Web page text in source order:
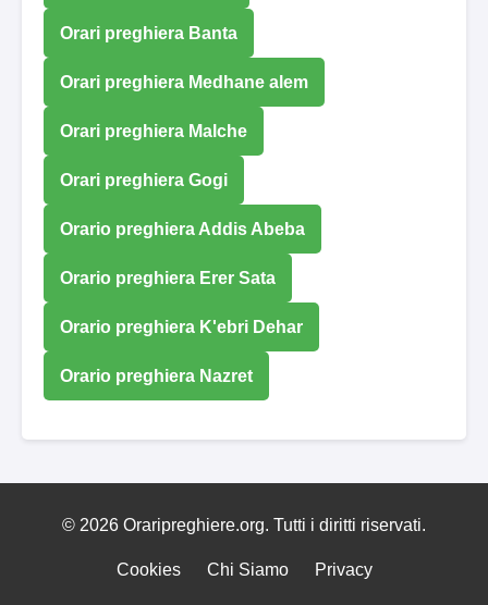
Orari preghiera Banta
Orari preghiera Medhane alem
Orari preghiera Malche
Orari preghiera Gogi
Orario preghiera Addis Abeba
Orario preghiera Erer Sata
Orario preghiera K'ebri Dehar
Orario preghiera Nazret
© 2026 Oraripreghiere.org. Tutti i diritti riservati.
Cookies Chi Siamo Privacy